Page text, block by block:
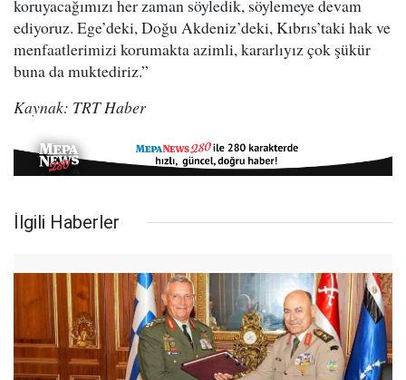
koruyacağımızı her zaman söyledik, söylemeye devam
ediyoruz. Ege’deki, Doğu Akdeniz’deki, Kıbrıs’taki hak ve
menfaatlerimizi korumakta azimli, kararlıyız çok şükür
buna da muktediriz.”
Kaynak: TRT Haber
İlgili Haberler